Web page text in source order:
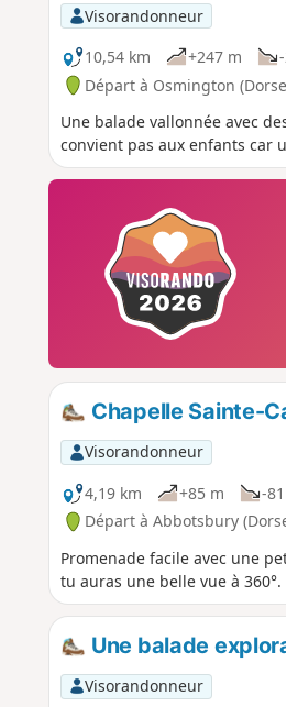
Visorandonneur
10,54 km
+247 m
Départ à Osmington
Une balade vallonnée avec
convient pas aux enfants car
Chapelle Sainte-
Visorandonneur
4,19 km
+85 m -
Départ à Abbotsbury
Promenade facile avec une
tu auras une belle vue à 360°.
Une balade
Visorandonneur